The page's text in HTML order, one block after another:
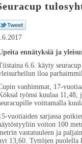
ennätyksiä ja
6.6. käyty
iloa
vanhimmat, 17-
työnsi kuulaa 11,48,
voittamalla
vuotiaiden sarjassa
voiton 100
vastatuuleen ja
13,60. Tyttöjen puolella